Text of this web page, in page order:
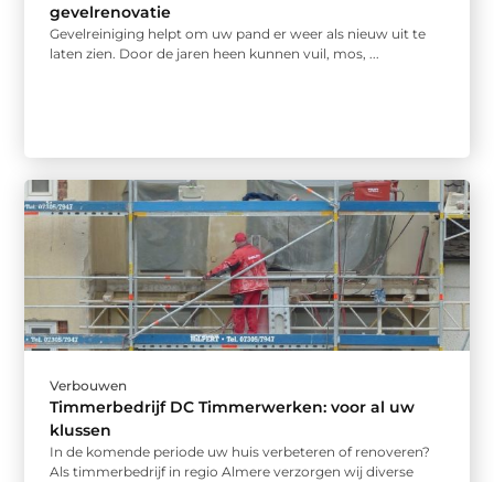
gevelrenovatie
Gevelreiniging helpt om uw pand er weer als nieuw uit te
laten zien. Door de jaren heen kunnen vuil, mos, ...
Verbouwen
Timmerbedrijf DC Timmerwerken: voor al uw
klussen
In de komende periode uw huis verbeteren of renoveren?
Als timmerbedrijf in regio Almere verzorgen wij diverse